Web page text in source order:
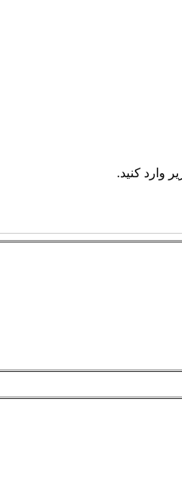
وارد کنید.